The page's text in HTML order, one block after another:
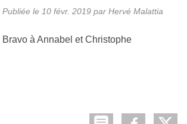
Publiée le 10 févr. 2019 par Hervé Malattia
Bravo à Annabel et Christophe